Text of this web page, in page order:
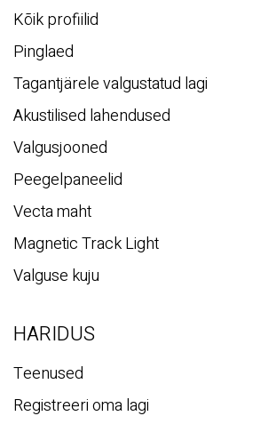
Kõik profiilid
Pinglaed
Tagantjärele valgustatud lagi
Akustilised lahendused
Valgusjooned
Peegelpaneelid
Vecta maht
Magnetic Track Light
Valguse kuju
HARIDUS
Teenused
Registreeri oma lagi